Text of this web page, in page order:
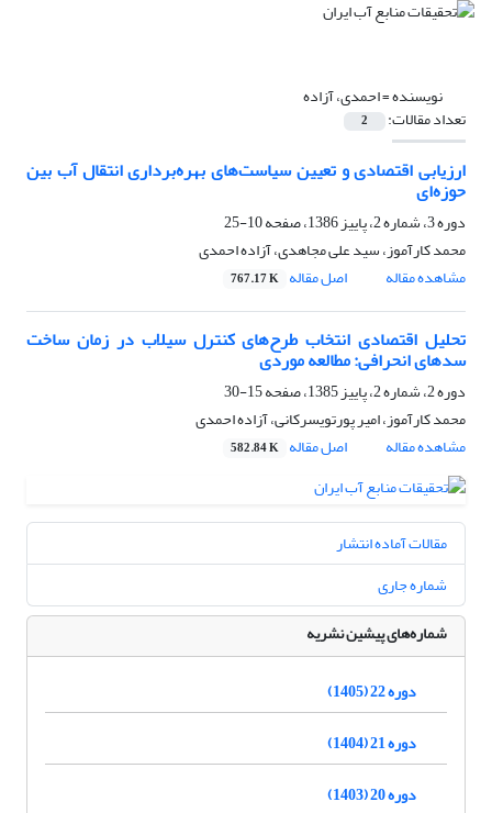
نویسنده =احمدی، آزاده
تعداد مقالات: 2
ارزیابی اقتصادی و تعیین سیاست‌های بهره‌برداری انتقال آب بین
حوزه‌ای
دوره 3، شماره 2، پاییز 1386، صفحه
10-25
محمد کارآموز، سید علی مجاهدی، آزاده احمدی
مشاهده مقاله
اصل مقاله 767.17 K
تحلیل اقتصادی انتخاب طرح‌های کنترل سیلاب در زمان ساخت
سدهای انحرافی: مطالعه موردی
دوره 2، شماره 2، پاییز 1385، صفحه
15-30
محمد کارآموز، امیر پورتویسرکانی، آزاده احمدی
مشاهده مقاله
اصل مقاله 582.84 K
مقالات آماده انتشار
شماره جاری
شماره‌های پیشین نشریه
دوره 22 (1405)
دوره 21 (1404)
دوره 20 (1403)